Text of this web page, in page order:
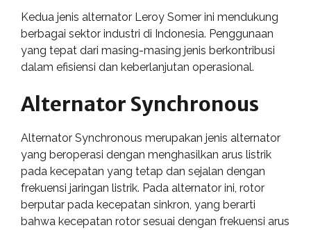
Kedua jenis alternator Leroy Somer ini mendukung
berbagai sektor industri di Indonesia. Penggunaan
yang tepat dari masing-masing jenis berkontribusi
dalam efisiensi dan keberlanjutan operasional.
Alternator Synchronous
Alternator Synchronous merupakan jenis alternator
yang beroperasi dengan menghasilkan arus listrik
pada kecepatan yang tetap dan sejalan dengan
frekuensi jaringan listrik. Pada alternator ini, rotor
berputar pada kecepatan sinkron, yang berarti
bahwa kecepatan rotor sesuai dengan frekuensi arus